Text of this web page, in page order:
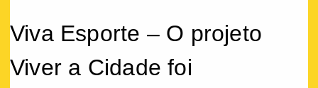
Viva Esporte – O projeto
Viver a Cidade foi